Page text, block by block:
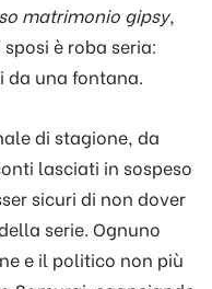
matrimonio gipsy,
è roba seria:
una fontana.
di stagione, da
lasciati in sospeso
sicuri di non dover
serie. Ognuno
e il politico non più